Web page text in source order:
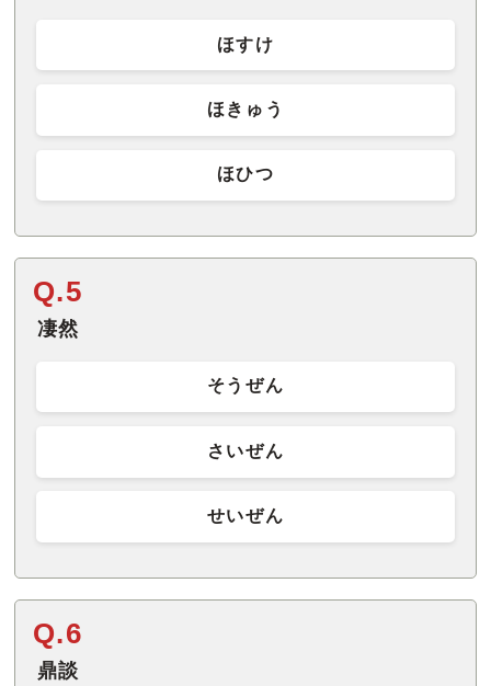
ほすけ
ほきゅう
ほひつ
Q.5
凄然
そうぜん
さいぜん
せいぜん
Q.6
鼎談